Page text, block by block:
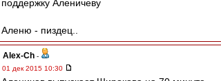
поддержку Аленичеву
Аленю - пиздец..
Alex-Ch -
01 дек 2015 10:30